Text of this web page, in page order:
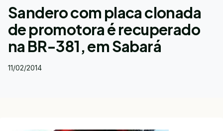
Sandero com placa clonada
de promotora é recuperado
na BR-381, em Sabará
11/02/2014